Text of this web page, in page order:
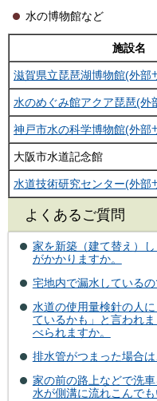
水の博物館など
施設名
滋賀県立琵琶湖博物館(外部
水のめぐみ館アクア琵琶(外
神戸市水の科学博物館(外部
大阪市水道記念館
水道技術研究センター(外部
よくあるご質問
家を新築（建て替え）
がかかりますか。
宅地内で漏水している
水道の使用量検針の人
ているかも」と言われ
べられますか。
排水管がつまった場合
家の前の路上などで洗
水が側溝に流れこんでも